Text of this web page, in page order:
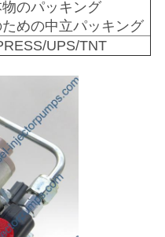
のパッキング
めの中立パッキング
UPS/TNT